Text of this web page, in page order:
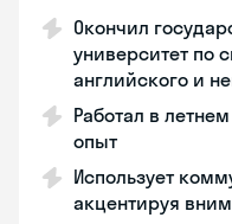
Окончил
университет по
английского и
Работал в
опыт
Использует
акцентируя